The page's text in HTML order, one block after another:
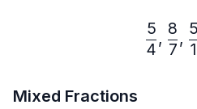
4
5
,
7
8
,
Mixed Fractions